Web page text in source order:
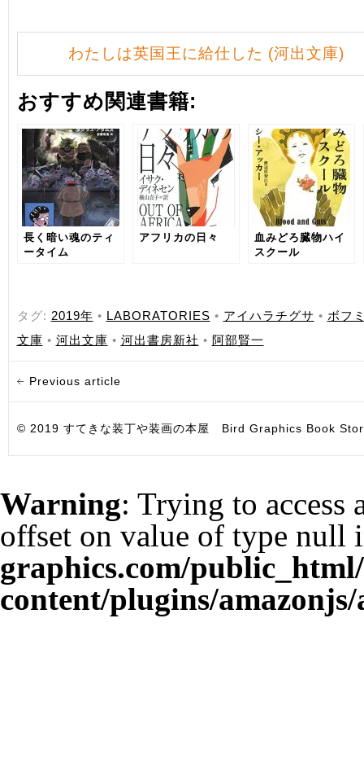
わたしは英国王に給仕した (河出文庫)
おすすめ関連書籍:
長く暗い魂のティ
ータイム
アフリカの日々
血みどろ臓物ハイ
スクール
タグ: 2019年 • LABORATORIES • アイハラチグサ • ボフ
文庫 • 河出文庫 • 河出書房新社 • 阿部賢一
Previous article
© 2019 すてきな装丁や装画の本屋 Bird Graphics Book
Warning: Trying to access
offset on value of type null
graphics.com/
content/plugins/